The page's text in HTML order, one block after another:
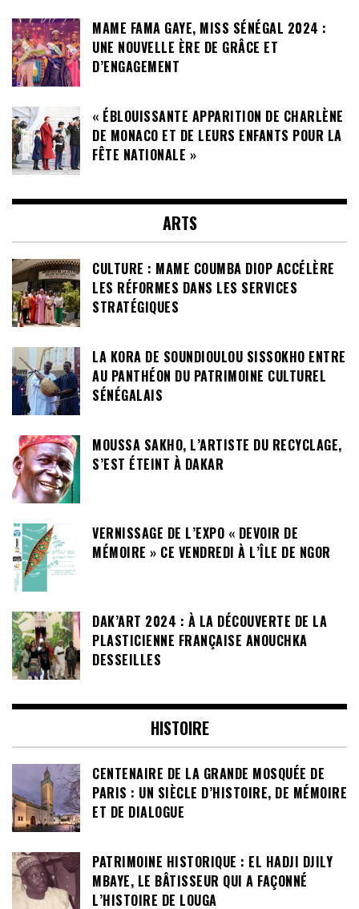
MAME FAMA GAYE, MISS SÉNÉGAL 2024 :
UNE NOUVELLE ÈRE DE GRÂCE ET
D’ENGAGEMENT
« ÉBLOUISSANTE APPARITION DE CHARLÈNE
DE MONACO ET DE LEURS ENFANTS POUR LA
FÊTE NATIONALE »
ARTS
CULTURE : MAME COUMBA DIOP ACCÉLÈRE
LES RÉFORMES DANS LES SERVICES
STRATÉGIQUES
LA KORA DE SOUNDIOULOU SISSOKHO ENTRE
AU PANTHÉON DU PATRIMOINE CULTUREL
SÉNÉGALAIS
MOUSSA SAKHO, L’ARTISTE DU RECYCLAGE,
S’EST ÉTEINT À DAKAR
VERNISSAGE DE L’EXPO « DEVOIR DE
MÉMOIRE » CE VENDREDI À L’ÎLE DE NGOR
DAK’ART 2024 : À LA DÉCOUVERTE DE LA
PLASTICIENNE FRANÇAISE ANOUCHKA
DESSEILLES
HISTOIRE
CENTENAIRE DE LA GRANDE MOSQUÉE DE
PARIS : UN SIÈCLE D’HISTOIRE, DE MÉMOIRE
ET DE DIALOGUE
PATRIMOINE HISTORIQUE : EL HADJI DJILY
MBAYE, LE BÂTISSEUR QUI A FAÇONNÉ
L’HISTOIRE DE LOUGA